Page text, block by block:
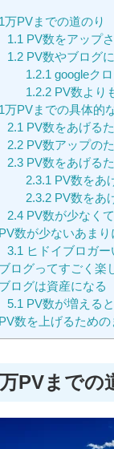
1万PVまでの道のり
1.1 PV数をアップ
1.2PV数やブログ
1.2.1 googleク
1.2.2PV数より
1万PVまでの具体的
2.1 PV数をあげる
2.2PV数アップの
2.3PV数をあげる
2.3.1 PV数をあ
2.3.2PV数をあ
2.4PV数が少なく
PV数が少ないあまり
3.1 ヒドイブロガー
ブログってすごく楽
ブログは資産になる
5.1 PV数が増える
PV数を上げるための
PVまでの